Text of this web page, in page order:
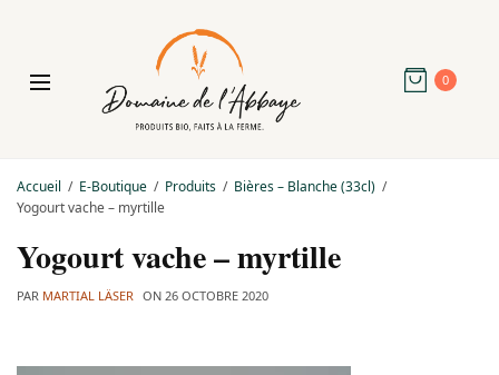
0
Accueil E-Boutique Produits
Bières – Blanche (33cl)
Yogourt vache – myrtille
Yogourt vache – myrtille
PAR MARTIAL LÄSER ON 26 OCTOBRE 2020